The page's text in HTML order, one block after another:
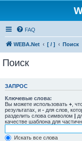
FAQ
WEBA.Net [ / ] Поиск
Поиск
ЗАПРОС
Ключевые слова:
Вы можете использовать + ,
результатах, и - для слов,
разделить слова символом |
качестве шаблона для
Искать все слова